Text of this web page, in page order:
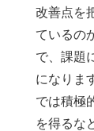
改善点を
ているの
で、課題
になりま
では積極
を得るな